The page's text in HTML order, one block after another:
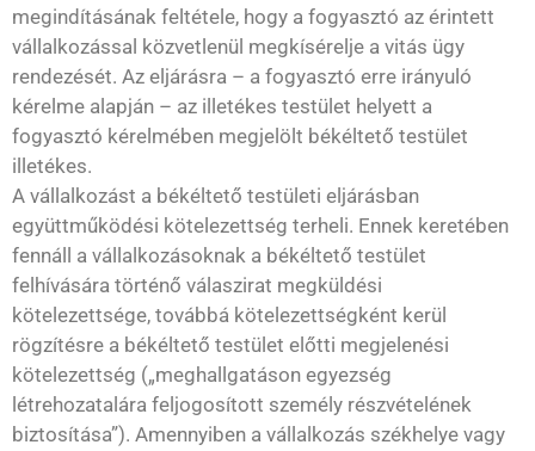
megindításának feltétele, hogy a fogyasztó az érintett
vállalkozással közvetlenül megkísérelje a vitás ügy
rendezését. Az eljárásra – a fogyasztó erre irányuló
kérelme alapján – az illetékes testület helyett a
fogyasztó kérelmében megjelölt békéltető testület
illetékes.
A vállalkozást a békéltető testületi eljárásban
együttműködési kötelezettség terheli. Ennek keretében
fennáll a vállalkozásoknak a békéltető testület
felhívására történő válaszirat megküldési
kötelezettsége, továbbá kötelezettségként kerül
rögzítésre a békéltető testület előtti megjelenési
kötelezettség („meghallgatáson egyezség
létrehozatalára feljogosított személy részvételének
biztosítása”). Amennyiben a vállalkozás székhelye vagy